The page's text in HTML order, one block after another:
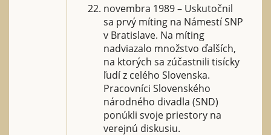
novembra 1989 – Uskutočnil
sa prvý míting na Námestí SNP
v Bratislave. Na míting
nadviazalo množstvo ďalších,
na ktorých sa zúčastnili tisícky
ľudí z celého Slovenska.
Pracovníci Slovenského
národného divadla (SND)
ponúkli svoje priestory na
verejnú diskusiu.